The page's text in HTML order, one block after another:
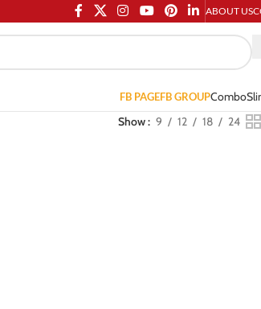
ABOUT US
FB PAGEFB GROUPCombo
Show 9 12 18 24